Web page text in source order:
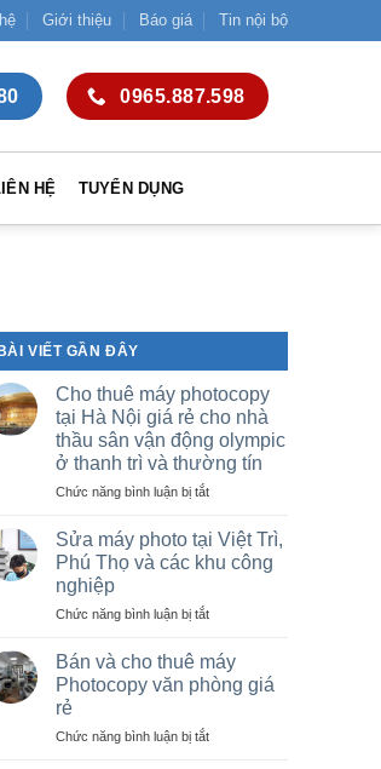
Giới thiệu Báo giá Tin nội bộ
0965.887.598
HỆ TUYỂN DỤNG
BÀI VIẾT GẦN ĐÂY
Cho thuê máy photocopy
tại Hà Nội giá rẻ cho nhà
thầu sân vận động olympic
ở thanh trì và thường tín
Chức năng bình luận bị tắtở
thuê
máy
photocopy
Hà
giá
rẻ
cho
thầu
Sửa máy photo tại Việt Trì,
Phú Thọ và các khu công
nghiệp
Chức năng bình luận bị tắtở
máy
photo
tại
Trì,
Bán và cho thuê máy
Photocopy văn phòng giá
rẻ
Chức năng bình luận bị tắtở